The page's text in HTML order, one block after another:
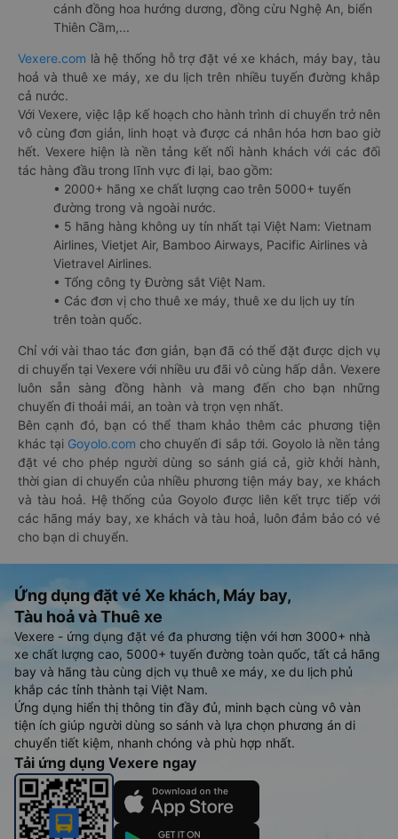
cánh đồng hoa hướng dương, đồng cừu Nghệ An, biển
Thiên Cầm,...
Vexere.com là hệ thống hỗ trợ đặt vé xe khách, máy bay, tàu
hoả và thuê xe máy, xe du lịch trên nhiều tuyến đường khắp
cả nước.
Với Vexere, việc lập kế hoạch cho hành trình di chuyển trở nên
vô cùng đơn giản, linh hoạt và được cá nhân hóa hơn bao giờ
hết. Vexere hiện là nền tảng kết nối hành khách với các đối
tác hàng đầu trong lĩnh vực đi lại, bao gồm:
• 2000+ hãng xe chất lượng cao trên 5000+ tuyến
đường trong và ngoài nước.
• 5 hãng hàng không uy tín nhất tại Việt Nam: Vietnam
Airlines, Vietjet Air, Bamboo Airways, Pacific Airlines và
Vietravel Airlines.
• Tổng công ty Đường sắt Việt Nam.
• Các đơn vị cho thuê xe máy, thuê xe du lịch uy tín
trên toàn quốc.
Chỉ với vài thao tác đơn giản, bạn đã có thể đặt được dịch vụ
di chuyển tại Vexere với nhiều ưu đãi vô cùng hấp dẫn. Vexere
luôn sẵn sàng đồng hành và mang đến cho bạn những
chuyến đi thoải mái, an toàn và trọn vẹn nhất.
Bên cạnh đó, bạn có thể tham khảo thêm các phương tiện
khác tại Goyolo.com cho chuyến đi sắp tới. Goyolo là nền tảng
đặt vé cho phép người dùng so sánh giá cả, giờ khởi hành,
thời gian di chuyển của nhiều phương tiện máy bay, xe khách
và tàu hoả. Hệ thống của Goyolo được liên kết trực tiếp với
các hãng máy bay, xe khách và tàu hoả, luôn đảm bảo có vé
cho bạn di chuyển.
Ứng dụng đặt vé Xe khách, Máy bay,
Tàu hoả và Thuê xe
Vexere - ứng dụng đặt vé đa phương tiện với hơn 3000+ nhà
xe chất lượng cao, 5000+ tuyến đường toàn quốc, tất cả hãng
bay và hãng tàu cùng dịch vụ thuê xe máy, xe du lịch phủ
khắp các tỉnh thành tại Việt Nam.
Ứng dụng hiển thị thông tin đầy đủ, minh bạch cùng vô vàn
tiện ích giúp người dùng so sánh và lựa chọn phương án di
chuyển tiết kiệm, nhanh chóng và phù hợp nhất.
Tải ứng dụng Vexere ngay